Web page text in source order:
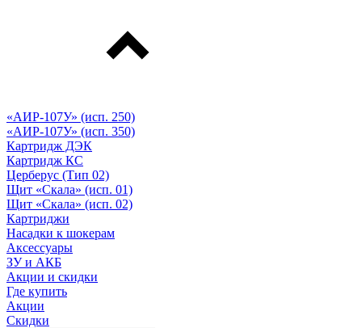
«АИР-107У» (исп. 250)
«АИР-107У» (исп. 350)
Картридж ДЭК
Картридж КС
Церберус (Тип 02)
Щит «Скала» (исп. 01)
Щит «Скала» (исп. 02)
Картриджи
Насадки к шокерам
Аксессуары
ЗУ и АКБ
Акции и скидки
Где купить
Акции
Скидки